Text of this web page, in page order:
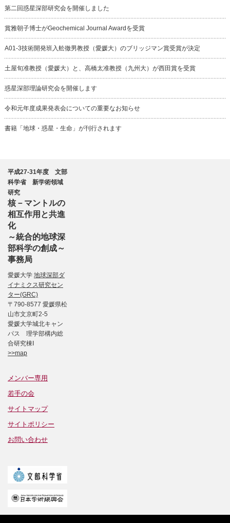
第二回惑星深部研究会を開催しました
賞雅朝子博士がGeochemical Journal Awardを受賞
A01-3技術開発班入舩徹男教授（愛媛大）のブリッジマン賞受賞が決定
土屋旬准教授（愛媛大）と、高橋太准教授（九州大）が西田賞を受賞
惑星深部理論研究会を開催します
令和元年度成果発表会についての重要なお知らせ
書籍「地球・惑星・生命」が刊行されます
平成27-31年度 文部
科学省 新学術領域
研究
核－マントルの
相互作用と共進
化
～統合的地球深
部科学の創成～
事務局
愛媛大学 地球深部ダ
イナミクス研究セン
ター(GRC)
〒790-8577 愛媛県松
山市文京町2-5
愛媛大学城北キャン
パス 理学部構内総
合研究棟Ⅰ
>>map
メンバー専用
若手の会
サイトマップ
サイトポリシー
お問い合わせ